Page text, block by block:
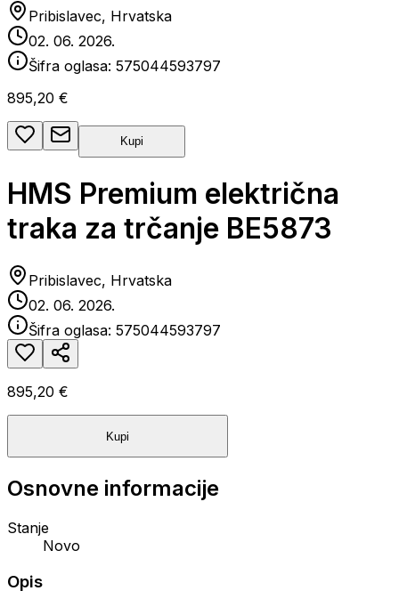
Pribislavec, Hrvatska
02. 06. 2026.
Šifra oglasa: 575044593797
895,20 €
Kupi
HMS Premium električna
traka za trčanje BE5873
Pribislavec, Hrvatska
02. 06. 2026.
Šifra oglasa: 575044593797
895,20 €
Kupi
Osnovne informacije
Stanje
Novo
Opis